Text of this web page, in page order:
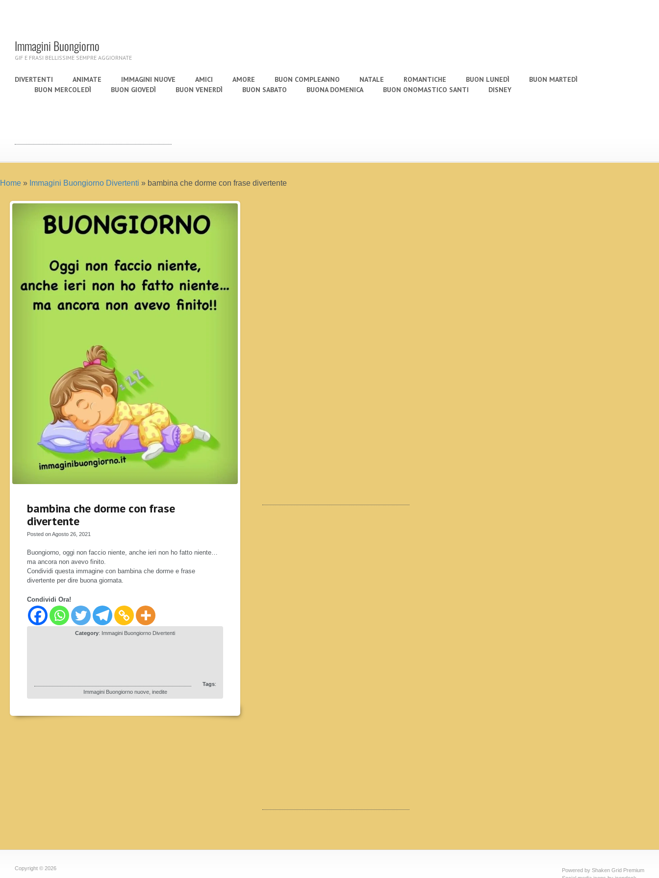
Immagini Buongiorno
GIF E FRASI BELLISSIME SEMPRE AGGIORNATE
DIVERTENTI ANIMATE IMMAGINI NUOVE AMICI AMORE BUON COMPLEANNO NATALE ROMANTICHE BUON LUNEDÌ
BUON MARTEDÌ
BUON MERCOLEDÌ
BUON GIOVEDÌ BUON VENERDÌ BUON SABATO BUONA DOMENICA BUON ONOMASTICO SANTI DISNEY
Home » Immagini Buongiorno Divertenti » bambina che dorme con frase divertente
bambina che dorme con frase
divertente
Posted on Agosto 26, 2021
Buongiorno, oggi non faccio niente, anche ieri non ho fatto niente…
ma ancora non avevo finito.
Condividi questa immagine con bambina che dorme e frase
divertente per dire buona giornata.
Condividi Ora!
Category: Immagini Buongiorno Divertenti
Tags:
Immagini Buongiorno nuove, inedite
Copyright © 2026
Powered by Shaken Grid Premium